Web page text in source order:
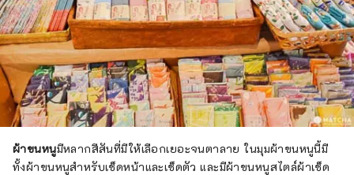
ผ้าขนหนูมีหลากสีสันที่มีให้เลือกเยอะจนตาลาย ในมุมผ้าขนหนูนี้มี
ทั้งผ้าขนหนูสำหรับเช็ดหน้าและเช็ดตัว และมีผ้าขนหนูสไตล์ผ้าเช็ด